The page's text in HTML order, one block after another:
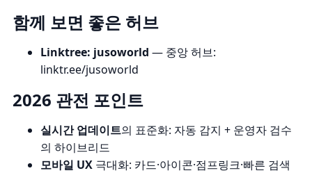
함께 보면 좋은 허브
Linktree: jusoworld — 중앙 허브:
linktr.ee/jusoworld
2026 관전 포인트
실시간 업데이트의 표준화: 자동 감지 + 운영자 검수
의 하이브리드
모바일 UX 극대화: 카드·아이콘·점프링크·빠른 검색